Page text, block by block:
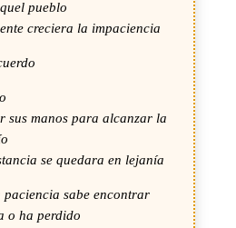
pueblo
creciera la impaciencia
sus manos para alcanzar la
se quedara en lejanía
paciencia sabe encontrar
o ha perdido